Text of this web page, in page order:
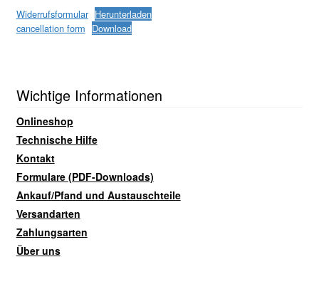
Widerrufsformular Herunterladen
cancellation form Download
Wichtige Informationen
Onlineshop
Technische Hilfe
Kontakt
Formulare (PDF-Downloads)
Ankauf/Pfand und Austauschteile
Versandarten
Zahlungsarten
Über uns